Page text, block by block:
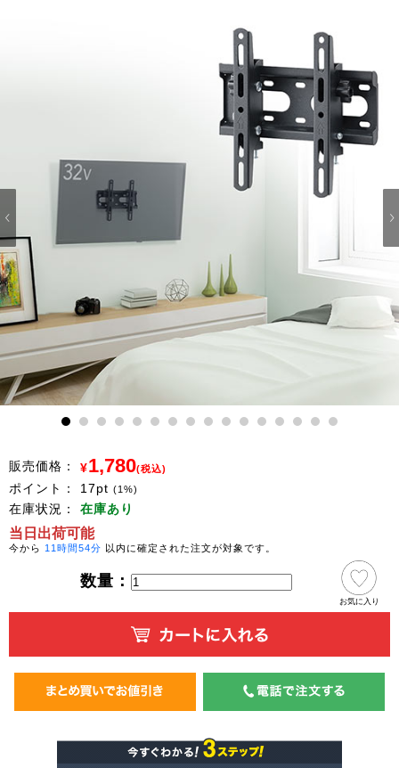
10 11 12 13 14 15
販売価格： ¥1,780(税込)
ポイント： 17pt (1%)
在庫状況： 在庫あり
当日出荷可能
今から 11時間54分 以内に確定された注文が対象です。
数量：
お気に入り